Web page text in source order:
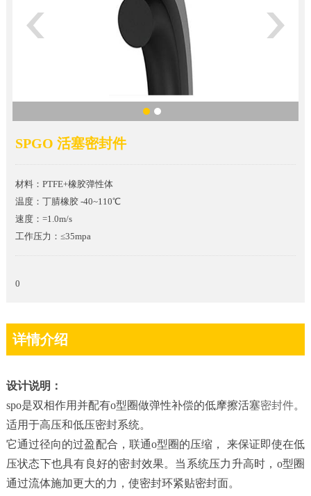
SPGO 活塞密封件
材料：PTFE+橡胶弹性体
温度：丁腈橡胶 -40~110℃
速度：=1.0m/s
工作压力：≤35mpa
0
详情介绍
设计说明：
spo是双相作用并配有o型圈做弹性补偿的低摩擦活塞密封件。
适用于高压和低压密封系统。
它通过径向的过盈配合，联通o型圈的压缩， 来保证即使在低
压状态下也具有良好的密封效果。当系统压力升高时，o型圈
通过流体施加更大的力，使密封环紧贴密封面。